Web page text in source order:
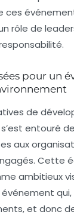
rôle de
pour un
de
entouré
aux
Cette
ambitieux
événement
et donc